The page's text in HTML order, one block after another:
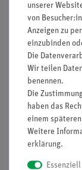
Projekte und
unserer
von
Anzeigen zu
einzubinden
Die
Wir teilen
benennen.
Die
haben das
einem
Weitere
erklärung.
Essenziell